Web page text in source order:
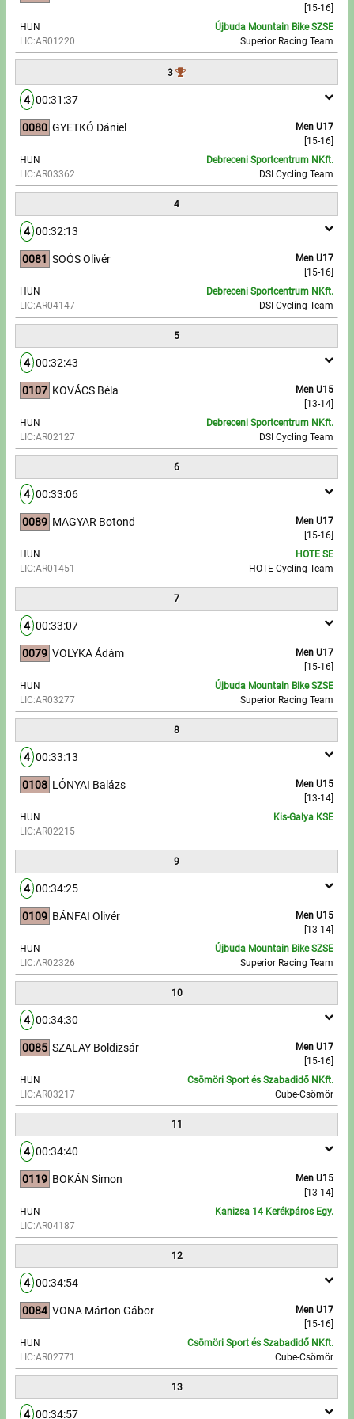
Write to Us!
Accomodation offers
Impressum
[15-16]
HUN
LIC:AR01220
Újbuda Mountain Bike SZSE
Superior Racing Team
3
4 00:31:37
0080
Men U17
[15-16]
GYETKÓ Dániel
HUN
LIC:AR03362
Debreceni Sportcentrum NKft.
DSI Cycling Team
4
4 00:32:13
0081
Men U17
[15-16]
SOÓS Olivér
HUN
LIC:AR04147
Debreceni Sportcentrum NKft.
DSI Cycling Team
5
4 00:32:43
0107
Men U15
[13-14]
KOVÁCS Béla
HUN
LIC:AR02127
Debreceni Sportcentrum NKft.
DSI Cycling Team
6
4 00:33:06
0089
Men U17
[15-16]
MAGYAR Botond
HUN
LIC:AR01451
HOTE SE
HOTE Cycling Team
7
4 00:33:07
0079
Men U17
[15-16]
VOLYKA Ádám
HUN
LIC:AR03277
Újbuda Mountain Bike SZSE
Superior Racing Team
8
4 00:33:13
0108
Men U15
[13-14]
LÓNYAI Balázs
HUN
LIC:AR02215
Kis-Galya KSE
9
4 00:34:25
0109
Men U15
[13-14]
BÁNFAI Olivér
HUN
LIC:AR02326
Újbuda Mountain Bike SZSE
Superior Racing Team
10
4 00:34:30
0085
Men U17
[15-16]
SZALAY Boldizsár
HUN
LIC:AR03217
Csömöri Sport és Szabadidő NKft.
Cube-Csömör
11
4 00:34:40
0119
Men U15
[13-14]
BOKÁN Simon
HUN
LIC:AR04187
Kanizsa 14 Kerékpáros Egy.
12
4 00:34:54
0084
Men U17
[15-16]
VONA Márton Gábor
HUN
LIC:AR02771
Csömöri Sport és Szabadidő NKft.
Cube-Csömör
13
4 00:34:57